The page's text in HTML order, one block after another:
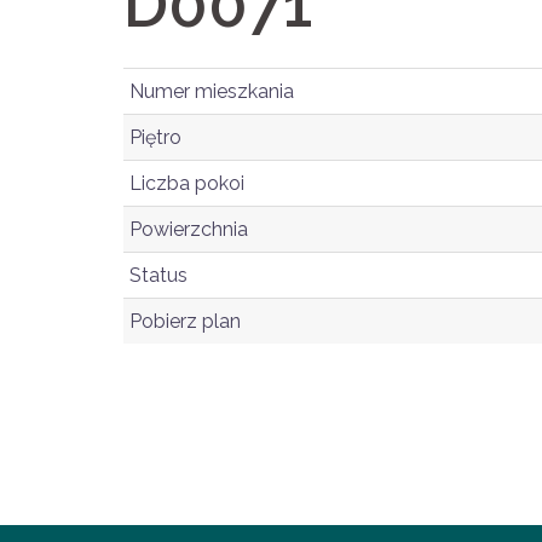
Numer mieszkania
Piętro
Liczba pokoi
Powierzchnia
Status
Pobierz plan